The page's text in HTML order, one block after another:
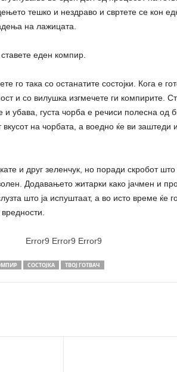
тешко и нездраво и свртете се кон
на лажицата.
еден компир.
го така со останатите состојки. Кога е
и со вилушка изгмечете ги компирите.
и убава, густа чорба е речиси полесна од
на чорбата, а воедно ќе ви заштеди
и друг зеленчук, но поради скробот што
Додавањето житарки како јачмен и
што ја испуштаат, а во исто време ќе
Error9 Error9 Error9
СОСТОЈКА ТВОЈ ГОТВАЧ